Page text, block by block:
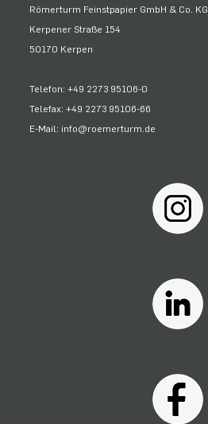
Römerturm Feinstpapier GmbH & Co. KG
Kerpener Straße 154
50170 Kerpen
Telefon: +49 2273 95106-0
Telefax: +49 2273 95106-66
E-Mail: info@roemerturm.de